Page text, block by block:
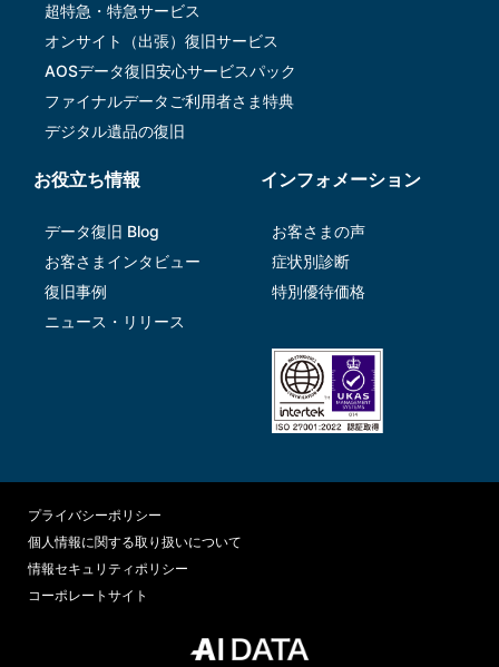
超特急・特急サービス
オンサイト（出張）復旧サービス
AOSデータ復旧安⼼サービスパック
ファイナルデータご利⽤者さま特典
デジタル遺品の復旧
お役立ち情報
データ復旧 Blog
お客さまインタビュー
復旧事例
ニュース・リリース
インフォメーション
お客さまの声
症状別診断
特別優待価格
プライバシーポリシー
個人情報に関する取り扱いについて
情報セキュリティポリシー
コーポレートサイト